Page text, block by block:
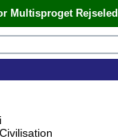
Multisproget